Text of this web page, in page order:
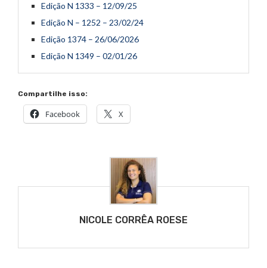
Edição N 1333 – 12/09/25
Edição N – 1252 – 23/02/24
Edição 1374 – 26/06/2026
Edição N 1349 – 02/01/26
Compartilhe isso:
Facebook X
NICOLE CORRÊA ROESE